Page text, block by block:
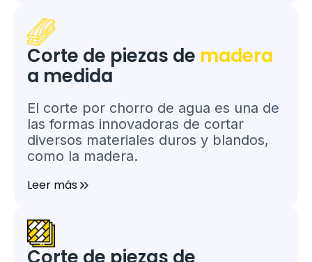
Corte de piezas de madera
a medida
El corte por chorro de agua es una de
las formas innovadoras de cortar
diversos materiales duros y blandos,
como la madera.
Leer más